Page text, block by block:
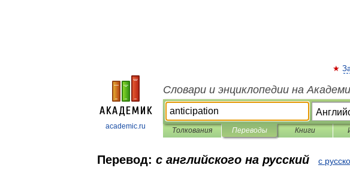
academic.ru
Словари и энциклопедии на
Толкования Переводы Книги
Перевод: с английского на русский с